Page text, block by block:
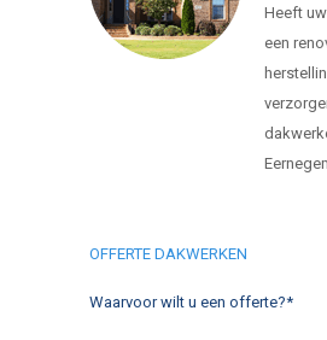
Heeft
een
OFFERTE DAKWERKEN
Waarvoor wilt u een offerte?*